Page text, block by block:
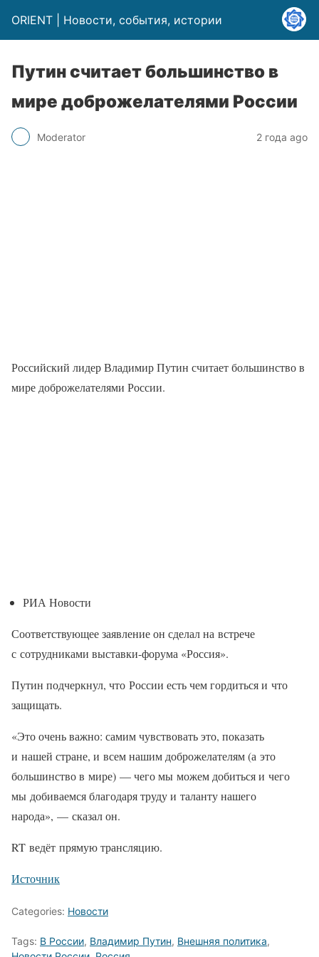
ORIENT | Новости, события, истории
Путин считает большинство в
мире доброжелателями России
Moderator 2 года ago
Российский лидер Владимир Путин считает большинство в
мире доброжелателями России.
РИА Новости
Соответствующее заявление он сделал на встрече
с сотрудниками выставки-форума «Россия».
Путин подчеркнул, что России есть чем гордиться и что
защищать.
«Это очень важно: самим чувствовать это, показать
и нашей стране, и всем нашим доброжелателям (а это
большинство в мире) — чего мы можем добиться и чего
мы добиваемся благодаря труду и таланту нашего
народа», — сказал он.
RT ведёт прямую трансляцию.
Источник
Categories: Новости
Tags: В России, Владимир Путин, Внешняя политика,